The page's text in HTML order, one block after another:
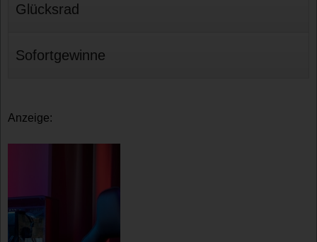
Glücksrad
Sofortgewinne
Anzeige: